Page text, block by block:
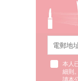
本人
細則
讀本